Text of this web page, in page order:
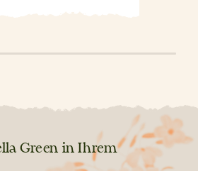
Green in Ihrem